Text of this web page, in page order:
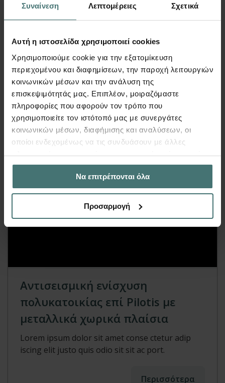
Συναίνεση Λεπτομέρειες Σχετικά
Αυτή η ιστοσελίδα χρησιμοποιεί cookies
Χρησιμοποιούμε cookie για την εξατομίκευση
περιεχομένου και διαφημίσεων, την παροχή λειτουργιών
κοινωνικών μέσων και την ανάλυση της
επισκεψιμότητάς μας. Επιπλέον, μοιραζόμαστε
πληροφορίες που αφορούν τον τρόπο που
χρησιμοποιείτε τον ιστότοπό μας με συνεργάτες
κοινωνικών μέσων, διαφήμισης και αναλύσεων, οι
οποίοι ενδεχομένως να τις συνδυάσουν με άλλες
πληροφορίες που τους έχετε παραχωρήσει ή τις οποίες
έχουν συλλέξει σε σχέση με την από μέρους σας χρήση
των υπηρεσιών τους.Να επιτρέπονται όλα
Προσαρμογή
κατοικίας μετα τμήματος
υπογείου, για μελλοντική
προσθήκη καθ” ύψος
Lorem ipsum dolor sit amet conse ctetur adip
iscing elit justo quis odio sit sit ac port titor sit
males dolor sit.
Περισσότερα
Αντισεισμική ενίσχυση
πολυκατοικίας επί Pilotis με
μεταλλικά χωρικά πλαίσια
Lorem ipsum dolor sit amet conse ctetur adip
iscing elit justo quis odio sit sit ac port.
Περισσότερα